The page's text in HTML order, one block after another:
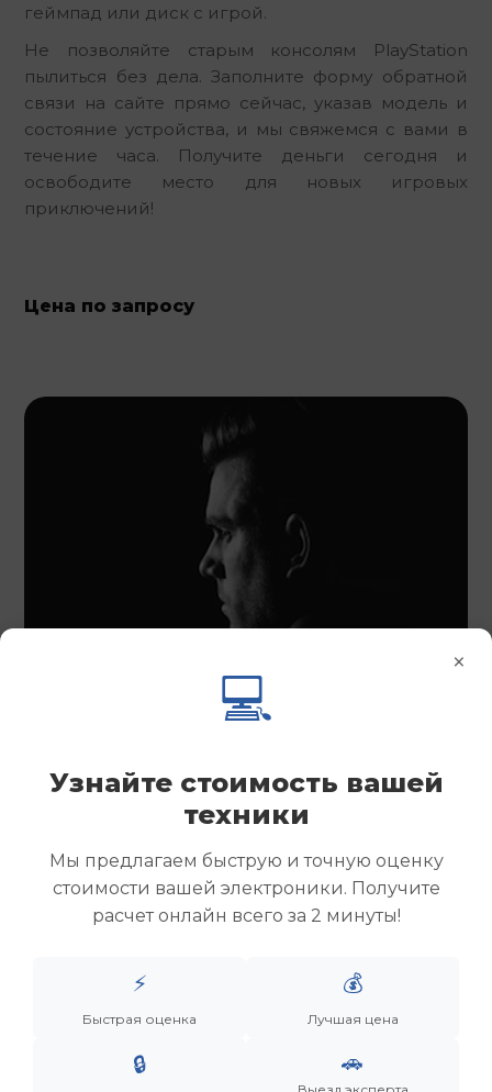
геймпад или диск с игрой.
Не позволяйте старым консолям PlayStation
пылиться без дела. Заполните форму обратной
связи на сайте прямо сейчас, указав модель и
состояние устройства, и мы свяжемся с вами в
течение часа. Получите деньги сегодня и
освободите место для новых игровых
приключений!
Цена по запросу
Дронов Матвей Викторович
“Мы не скупаем старую технику. Мы даем вещам
×
💻
Узнайте стоимость вашей
техники
Мы предлагаем быструю и точную оценку
стоимости вашей электроники. Получите
расчет онлайн всего за 2 минуты!
⚡
Быстрая оценка
💰
Лучшая цена
🔒 🚗